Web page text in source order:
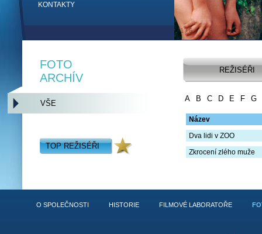
1/6
KONTAKTY
REŽISÉŘI
A B C D E F G
Název
Dva lidi v ZOO
Zkrocení zlého muže
FOTO
ARCHÍV
VŠE
TOP REŽISÉŘI
O SPOLEČNOSTI HISTORIE FILMOVÉ LABORATOŘE